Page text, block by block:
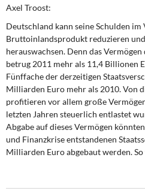
Kontakt
Axel Troost:
Deutschland kann seine Schulden im
Bruttoinlandsprodukt reduzieren
herauswachsen. Denn das
betrug 2011 mehr als 11,4 Billionen
Fünffache der derzeitigen
Milliarden Euro mehr als 2010. Von
profitieren vor allem große
letzten Jahren steuerlich entlastet
Abgabe auf dieses Vermögen
und Finanzkrise entstandenen
Milliarden Euro abgebaut werden.